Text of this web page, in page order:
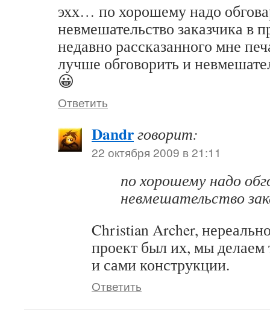
эхх… по хорошему надо
невмешательство заказчика в
недавно рассказанного мне
лучше обговорить и
😀
Ответить
Dandrговорит:
22 октября 2009 в 21:11
по хорошему надо
невмешательство
Christian Archer,
проект был их, мы делаем
и сами конструкции.
Ответить